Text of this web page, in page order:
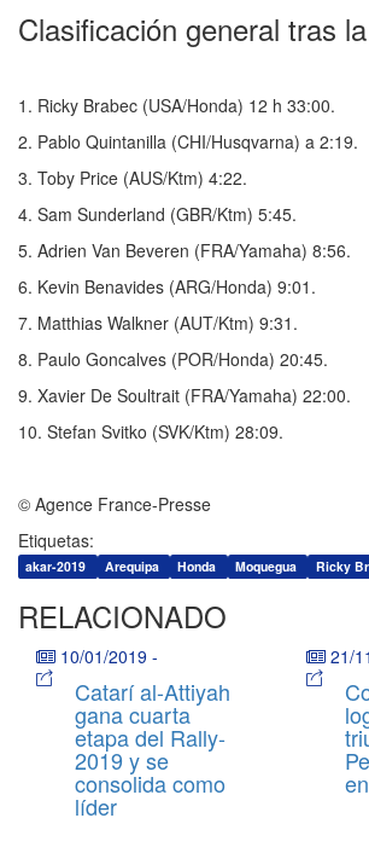
Clasificación general tras
1. Ricky Brabec (USA/Honda) 12 h 33:00.
2. Pablo Quintanilla (CHI/Husqvarna) a 2:19.
3. Toby Price (AUS/Ktm) 4:22.
4. Sam Sunderland (GBR/Ktm) 5:45.
5. Adrien Van Beveren (FRA/Yamaha) 8:56.
6. Kevin Benavides (ARG/Honda) 9:01.
7. Matthias Walkner (AUT/Ktm) 9:31.
8. Paulo Goncalves (POR/Honda) 20:45.
9. Xavier De Soultrait (FRA/Yamaha) 22:00.
10. Stefan Svitko (SVK/Ktm) 28:09.
© Agence France-Presse
Etiquetas:
akar-2019 Arequipa Honda Moquegua Ricky
RELACIONADO
10/01/2019 -
Catarí al-Attiyah
gana cuarta
etapa del Rally-
2019 y se
consolida como
líder
21/